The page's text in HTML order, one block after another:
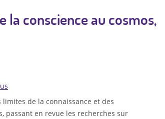
la conscience au cosmos,
de la connaissance et des
passant en revue les recherches sur